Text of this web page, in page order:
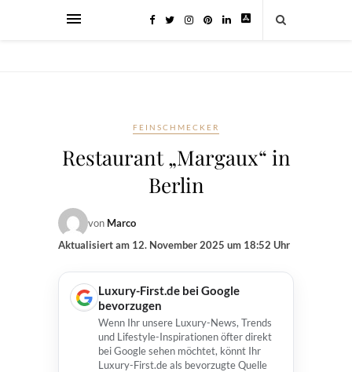
FEINSCHMECKER
Restaurant „Margaux“ in
Berlin
von Marco
Aktualisiert am 12. November 2025 um 18:52 Uhr
Luxury-First.de bei Google
bevorzugen
Wenn Ihr unsere Luxury-News, Trends
und Lifestyle-Inspirationen öfter direkt
bei Google sehen möchtet, könnt Ihr
Luxury-First.de als bevorzugte Quelle